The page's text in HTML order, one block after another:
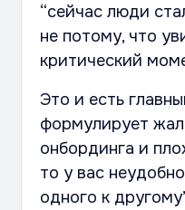
“сейчас люди
не потому, что
критический
Это и есть
формулирует
онбординга и
то у вас
одного к